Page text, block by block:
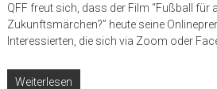
QFF freut sich, dass der Film “Fußball für
Zukunftsmärchen?” heute seine
Interessierten, die sich via Zoom oder
Weiterlesen